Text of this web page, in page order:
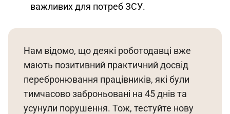
важливих для потреб ЗСУ.
Нам відомо, що деякі роботодавці вже
мають позитивний практичний досвід
перебронювання працівників, які були
тимчасово заброньовані на 45 днів та
усунули порушення. Тож, тестуйте нову